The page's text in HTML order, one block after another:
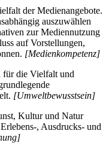
der Medienangebote.
auszuwählen
zur Mediennutzung
auf Vorstellungen,
[Medienkompetenz]
für die Vielfalt und
[Umweltbewusstsein]
Kultur und Natur
, Ausdrucks- und